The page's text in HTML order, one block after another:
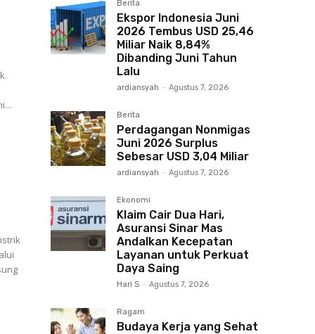
Berita
Ekspor Indonesia Juni
2026 Tembus USD 25,46
Miliar Naik 8,84%
Dibanding Juni Tahun
Lalu
ardiansyah - Agustus 7, 2026
Berita
Perdagangan Nonmigas
Juni 2026 Surplus
Sebesar USD 3,04 Miliar
ardiansyah - Agustus 7, 2026
Ekonomi
Klaim Cair Dua Hari,
Asuransi Sinar Mas
Andalkan Kecepatan
Layanan untuk Perkuat
Daya Saing
Hari S - Agustus 7, 2026
Ragam
Budaya Kerja yang Sehat